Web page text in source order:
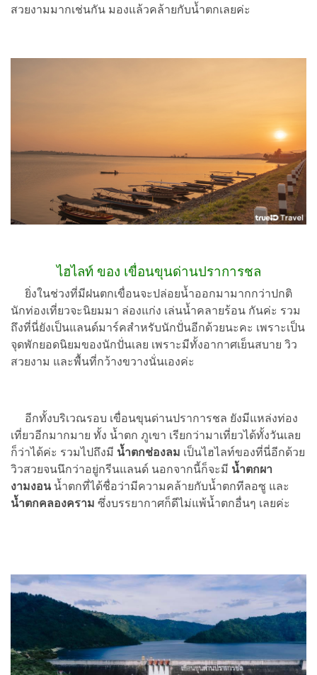
สวยงามมากเช่นกัน มองแล้วคล้ายกับน้ำตกเลยค่ะ
ไฮไลท์ ของ เขื่อนขุนด่านปราการชล
ยิ่งในช่วงที่มีฝนตกเขื่อนจะปล่อยน้ำออกมามากกว่าปกติ
นักท่องเที่ยวจะนิยมมา ล่องแก่ง เล่นน้ำคลายร้อน กันค่ะ รวม
ถึงที่นี่ยังเป็นแลนด์มาร์คสำหรับนักปั่นอีกด้วยนะคะ เพราะเป็น
จุดพักยอดนิยมของนักปั่นเลย เพราะมีทั้งอากาศเย็นสบาย วิว
สวยงาม และพื้นที่กว้างขวางนั่นเองค่ะ
อีกทั้งบริเวณรอบ เขื่อนขุนด่านปราการชล ยังมีแหล่งท่อง
เที่ยวอีกมากมาย ทั้ง น้ำตก ภูเขา เรียกว่ามาเที่ยวได้ทั้งวันเลย
ก็ว่าได้ค่ะ รวมไปถึงมี น้ำตกช่องลม เป็นไฮไลท์ของที่นี่อีกด้วย
วิวสวยจนนึกว่าอยู่กรีนแลนด์ นอกจากนี้ก็จะมี น้ำตกผา
งามงอนน้ำตกที่ได้ชื่อว่ามีความคล้ายกับน้ำตกทีลอซู และ
น้ำตกคลองคราม ซึ่งบรรยากาศก็ดีไม่แพ้น้ำตกอื่นๆ เลยค่ะ